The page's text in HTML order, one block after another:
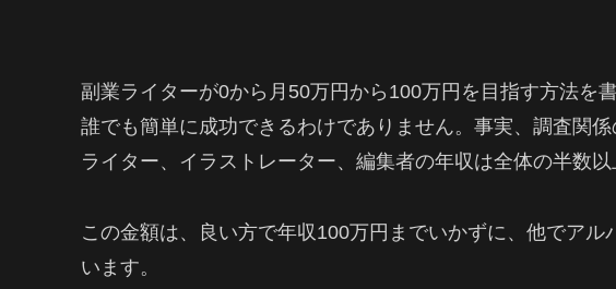
副業ライターが0から月50万円から100万円を目指す方法を
誰でも簡単に成功できるわけでありません。事実、調査関
ライター、イラストレーター、編集者の年収は全体の半数以
この金額は、良い方で年収100万円までいかずに、他でア
います。